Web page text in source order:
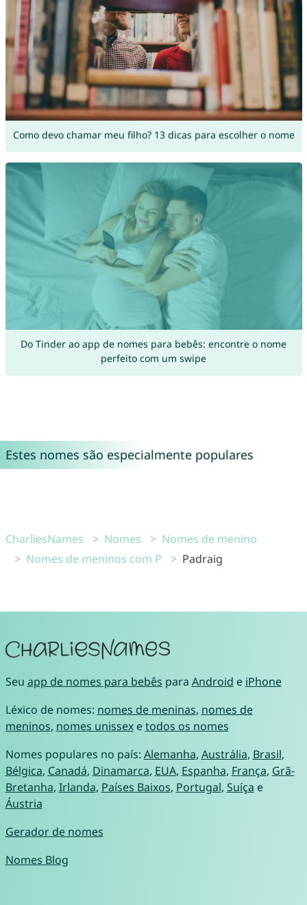
Como devo chamar meu filho? 13 dicas para escolher o nome
Do Tinder ao app de nomes para bebês: encontre o nome
perfeito com um swipe
Estes nomes são especialmente populares
CharliesNames Nomes
Nomes de menino
Nomes de meninos com P
Padraig
Seu app de nomes para bebês para Android e iPhone
Léxico de nomes: nomes de meninas, nomes de
meninos, nomes unissexetodos os nomes
Nomes populares no país: Alemanha, Austrália, Brasil,
Bélgica, Canadá, Dinamarca, EUA, Espanha, França, Grã-
Bretanha, Irlanda, Países Baixos, Portugal, Suíça e
Áustria
Gerador de nomes
Nomes Blog